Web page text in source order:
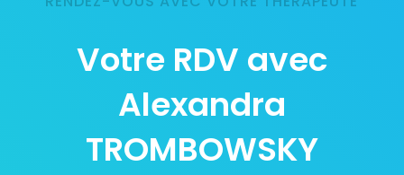
Votre RDV avec
Alexandra
TROMBOWSKY